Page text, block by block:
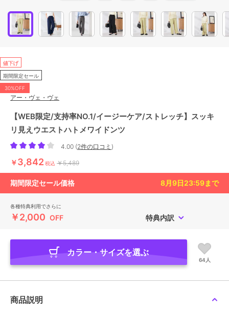
値下げ
期間限定セール
30%OFF
アー・ヴェ・ヴェ
【WEB限定/支持率NO.1/イージーケア/ストレッチ】スッキ
リ見えウエストハトメワイドンツ
4.00 (2件の口コミ )
￥3,842 税込 ￥5,489
期間限定セール価格 8月9日23:59まで
各種特典利用でさらに
￥2,000 OFF 特典内訳
カラー・サイズを選ぶ
64人
商品説明